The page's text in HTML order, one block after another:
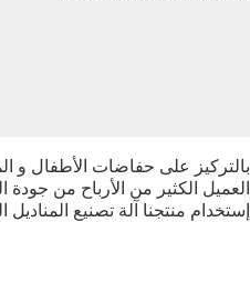
بالتركيز على حفاضات الأطفال و
العميل الكثير من الأرباح من
إستخدام منتجنا آلة تصنيع المناديل